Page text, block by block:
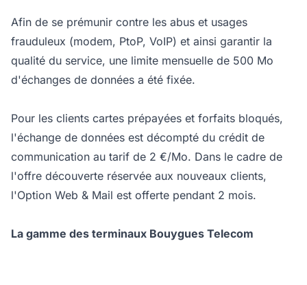
Afin de se prémunir contre les abus et usages
frauduleux (modem, PtoP, VoIP) et ainsi garantir la
qualité du service, une limite mensuelle de 500 Mo
d'échanges de données a été fixée.
Pour les clients cartes prépayées et forfaits bloqués,
l'échange de données est décompté du crédit de
communication au tarif de 2 €/Mo. Dans le cadre de
l'offre découverte réservée aux nouveaux clients,
l'Option Web & Mail est offerte pendant 2 mois.
La gamme des terminaux Bouygues Telecom